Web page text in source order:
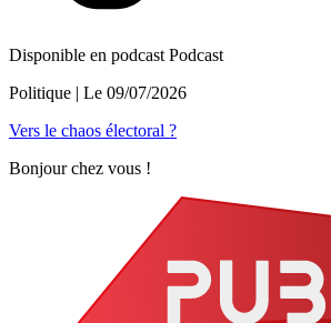
Disponible en podcast Podcast
Politique | Le 09/07/2026
Vers le chaos électoral ?
Bonjour chez vous !